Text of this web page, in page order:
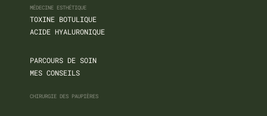
MÉDECINE ESTHÉTIQUE
TOXINE BOTULIQUE
ACIDE HYALURONIQUE
PARCOURS DE SOIN
MES CONSEILS
CHIRURGIE DES PAUPIÈRES